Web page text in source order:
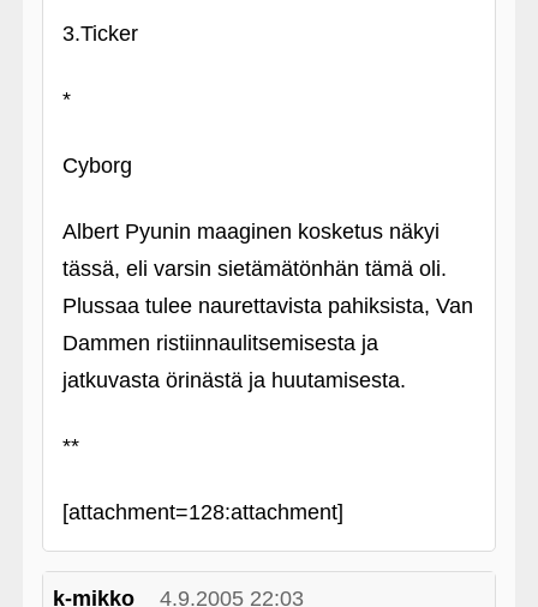
3.Ticker
*
Cyborg
Albert Pyunin maaginen kosketus näkyi
tässä, eli varsin sietämätönhän tämä oli.
Plussaa tulee naurettavista pahiksista, Van
Dammen ristiinnaulitsemisesta ja
jatkuvasta örinästä ja huutamisesta.
**
[attachment=128:attachment]
k-mikko 4.9.2005 22:03